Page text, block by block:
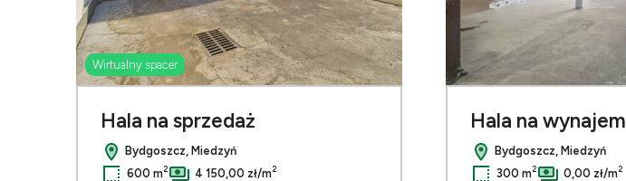
Wirtualny spacer
Hala na sprzedaż
Bydgoszcz, Miedzyń
600 m2 4 150,00 zł/m2
Hala na wynajem
Bydgoszcz, Miedzyń
300 m2 0,00 zł/m2